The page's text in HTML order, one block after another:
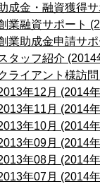
成金・融資獲得
業融資サポート
業助成金申請サ
タッフ紹介
ライアント様訪
年12月 (2014
年11月 (2014
年10月 (2014
年09月 (2014
年08月 (2014
年07月 (2014